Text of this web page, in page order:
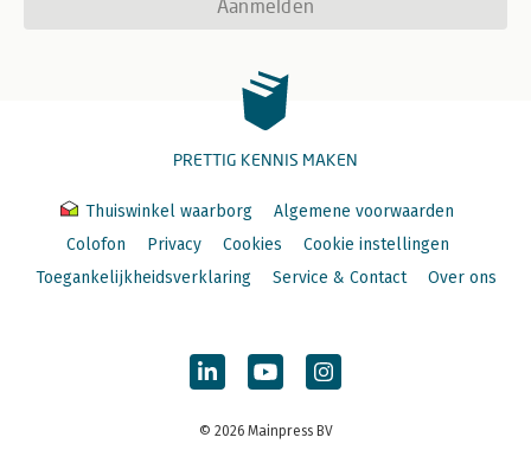
Aanmelden
PRETTIG KENNIS MAKEN
Thuiswinkel waarborg
Algemene voorwaarden
Colofon
Privacy Cookies
Cookie instellingen
Toegankelijkheidsverklaring
Service & Contact Over ons
© 2026 Mainpress BV